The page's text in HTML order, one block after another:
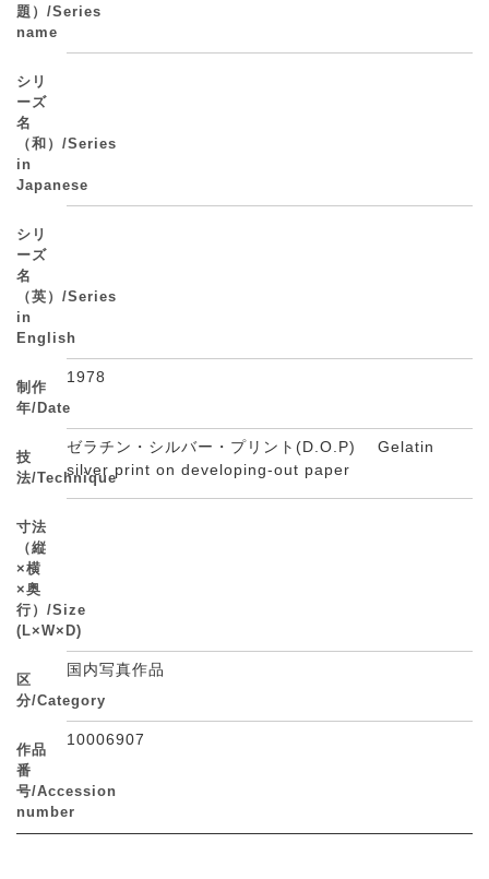
題）/Series
name
シリ
ーズ
名
（和）/Series
in
Japanese
シリ
ーズ
名
（英）/Series
in
English
制作
年/Date
1978
技
法/Technique
ゼラチン・シルバー・プリント(D.O.P) Gelatin
silver print on developing-out paper
寸法
（縦
×横
×奥
行）/Size
(L×W×D)
区
分/Category
国内写真作品
作品
番
号/Accession
number
10006907